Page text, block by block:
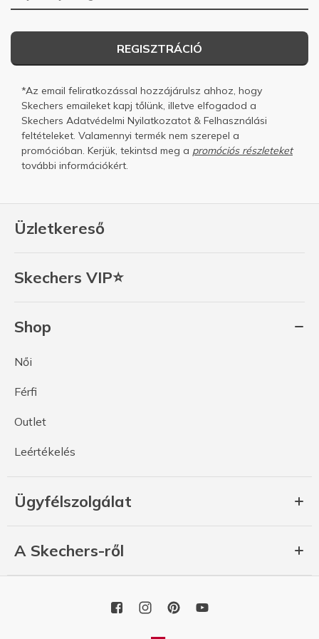
Üzletkereső
Skechers VIP⭐
Shop
Női
Férfi
Outlet
Leértékelés
Ügyfélszolgálat
A Skechers-ről
REGISZTRÁCIÓ
*Az email feliratkozással hozzájárulsz ahhoz, hogy
Skechers emaileket kapj tőlünk, illetve elfogadod a
Skechers Adatvédelmi Nyilatkozatot & Felhasználási
feltételeket. Valamennyi termék nem szerepel a
promócióban. Kerjük, tekintsd meg a promóciós részleteket
további információkért.